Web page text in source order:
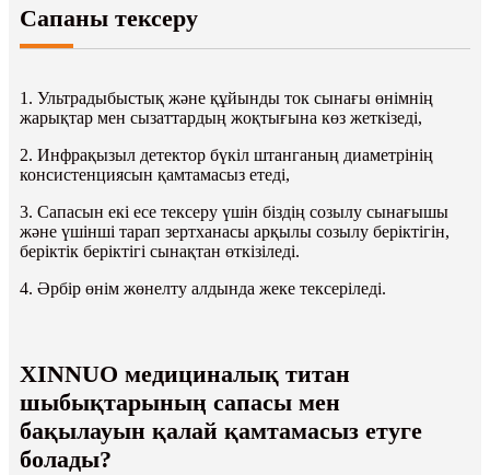
Сапаны тексеру
1. Ультрадыбыстық және құйынды ток сынағы өнімнің
жарықтар мен сызаттардың жоқтығына көз жеткізеді,
2. Инфрақызыл детектор бүкіл штанганың диаметрінің
консистенциясын қамтамасыз етеді,
3. Сапасын екі есе тексеру үшін біздің созылу сынағышы
және үшінші тарап зертханасы арқылы созылу беріктігін,
беріктік беріктігі сынақтан өткізіледі.
4. Әрбір өнім жөнелту алдында жеке тексеріледі.
XINNUO медициналық титан
шыбықтарының сапасы мен
бақылауын қалай қамтамасыз етуге
болады?